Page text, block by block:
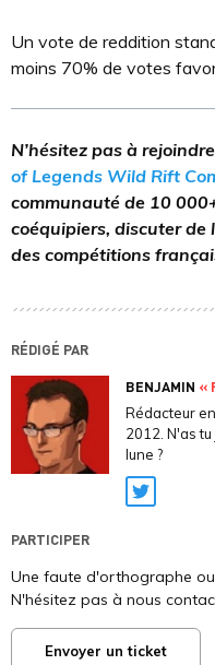
Un vote de reddition
moins 70% de votes
N’hésitez pas à
of Legends Wild Rift
communauté de 10
coéquipiers, discuter
des compétitions
RÉDIGÉ PAR
BENJAMIN «
Rédacteur
2012. N'as
lune ?
Twitter
PARTICIPER
Une faute d'orthographe
N'hésitez pas à nous
Envoyer un ticket